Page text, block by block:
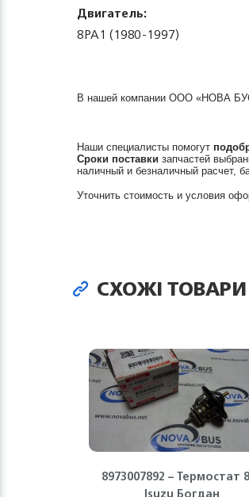
Двигатель:
8PA1 (1980-1997)
В нашей компании ООО «НОВА
Наши специалисты помогут
Сроки поставки запчастей
наличный и безналичный расчет,
Уточнить стоимость и условия
СХОЖІ ТОВАРИ
8973007892 – Термостат